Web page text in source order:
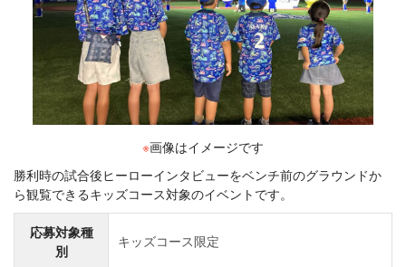
※画像はイメージです
勝利時の試合後ヒーローインタビューをベンチ前のグラウンドか
ら観覧できるキッズコース対象のイベントです。
応募対象種
別
キッズコース限定